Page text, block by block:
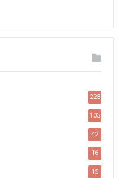
228
103
42
16
15